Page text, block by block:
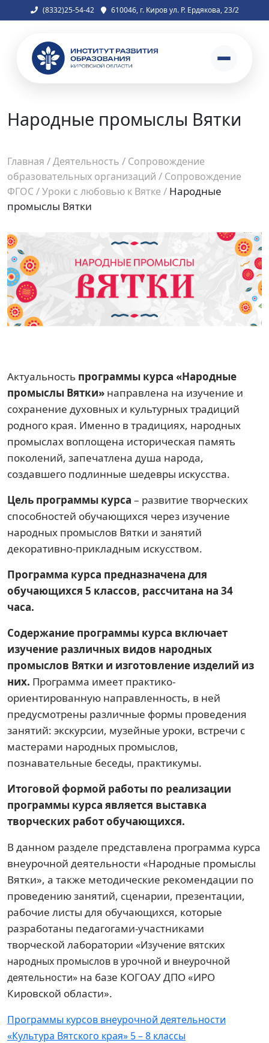
(8332)25-54-42 610046, г. Киров ул. Р. Ердякова, 23/2
Народные промыслы Вятки
Главная /Деятельность / Сопровождение
образовательных организаций / Сопровождение
ФГОС /Уроки с любовью к Вятке / Народные
промыслы Вятки
Актуальность программы курса «Народные
промыслы Вятки» направлена на изучение и
сохранение духовных и культурных традиций
родного края. Именно в традициях, народных
промыслах воплощена историческая память
поколений, запечатлена душа народа,
создавшего подлинные шедевры искусства.
Цель программы курса – развитие творческих
способностей обучающихся через изучение
народных промыслов Вятки и занятий
декоративно-прикладным искусством.
Программа курса предназначена для
обучающихся 5 классов, рассчитана на 34
часа.
Содержание программы курса включает
изучение различных видов народных
промыслов Вятки и изготовление изделий из
них. Программа имеет практико-
ориентированную направленность, в ней
предусмотрены различные формы проведения
занятий: экскурсии, музейные уроки, встречи с
мастерами народных промыслов,
познавательные беседы, практикумы.
Итоговой формой работы по реализации
программы курса является выставка
творческих работ обучающихся.
В данном разделе представлена программа курса
внеурочной деятельности «Народные промыслы
Вятки», а также методические рекомендации по
проведению занятий, сценарии, презентации,
рабочие листы для обучающихся, которые
разработаны педагогами-участниками
творческой лаборатории «Изучение вятских
народных промыслов в урочной и внеурочной
деятельности» на базе КОГОАУ ДПО «ИРО
Кировской области».
Программы курсов внеурочной деятельности
«Культура Вятского края» 5 – 8 классы